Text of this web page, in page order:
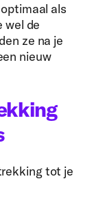
als
wel de
ze na je
nieuw
tot je